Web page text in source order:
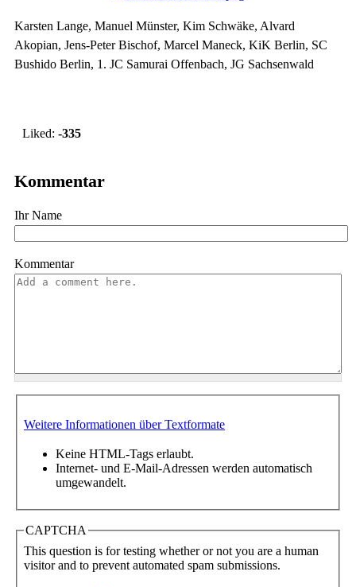
Karsten Lange, Manuel Münster, Kim Schwäke, Alvard
Akopian, Jens-Peter Bischof, Marcel Maneck, KiK Berlin, SC
Bushido Berlin, 1. JC Samurai Offenbach, JG Sachsenwald
Liked: -335
Kommentar
Ihr Name
Kommentar
Weitere Informationen über Textformate
Keine HTML-Tags erlaubt.
Internet- und E-Mail-Adressen werden automatisch
umgewandelt.
CAPTCHA
This question is for testing whether or not you are a human
visitor and to prevent automated spam submissions.